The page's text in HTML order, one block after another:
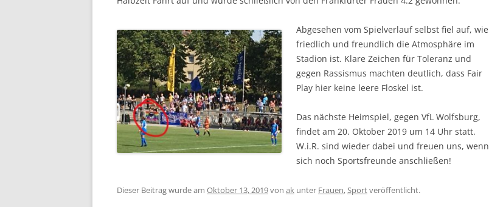
Abgesehen vom Spielverlauf selbst fiel auf, wie
friedlich und freundlich die Atmosphäre im
Stadion ist. Klare Zeichen für Toleranz und
gegen Rassismus machten deutlich, dass Fair
Play hier keine leere Floskel ist.
Das nächste Heimspiel, gegen VfL Wolfsburg,
findet am 20. Oktober 2019 um 14 Uhr statt.
W.i.R. sind wieder dabei und freuen uns, wenn
sich noch Sportsfreunde anschließen!
Dieser Beitrag wurde am Oktober 13, 2019von ak unter Frauen,Sportveröffentlicht.